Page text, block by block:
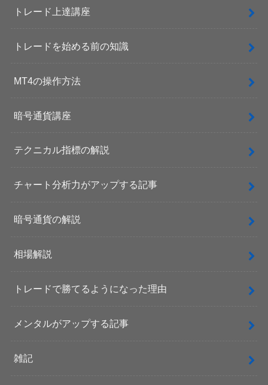
トレード上達講座
トレードを始める前の知識
MT4の操作方法
暗号通貨講座
テクニカル指標の解説
チャート分析力がアップする記事
暗号通貨の解説
相場解説
トレードで勝てるようになった理由
メンタルがアップする記事
雑記